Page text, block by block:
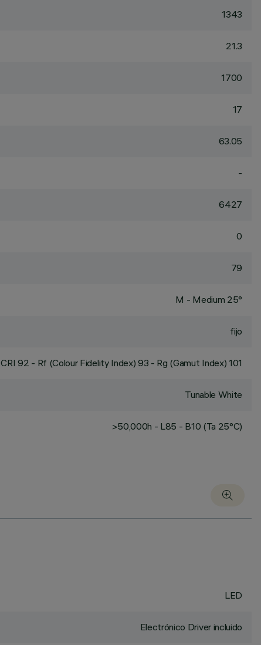
1343
21.3
1700
17
63.05
-
6427
0
79
M - Medium 25°
fijo
CRI92 - Rf (Colour Fidelity Index) 93 - Rg (Gamut Index) 101
Tunable White
>50,000h - L85 - B10 (Ta 25°C)
LED
Electrónico Driver incluido